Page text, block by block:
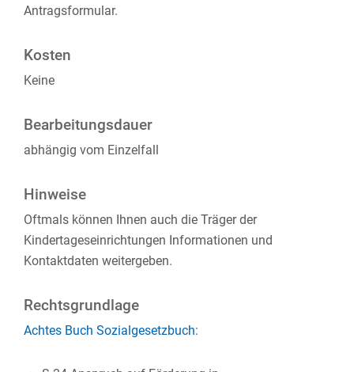
Antragsformular.
Kosten
Keine
Bearbeitungsdauer
abhängig vom Einzelfall
Hinweise
Oftmals können Ihnen auch die Träger der
Kindertageseinrichtungen Informationen und
Kontaktdaten weitergeben.
Rechtsgrundlage
Achtes Buch Sozialgesetzbuch: